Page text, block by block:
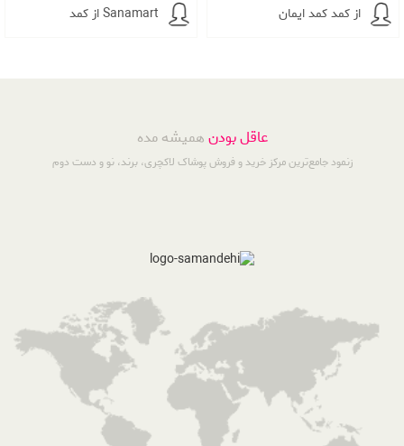
از کمد کمد ایمان از کمد Sanamart
عاقل بودنهمیشه مده
زنمود جامع‌ترین مرکز خرید و فروش پوشاک لاکچری، برند، نو و دست دوم